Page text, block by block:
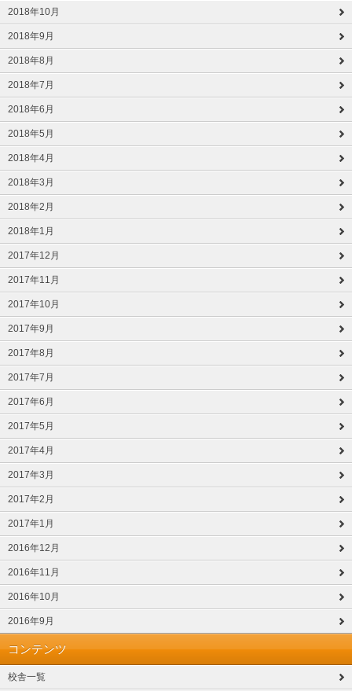
2018年10月
2018年9月
2018年8月
2018年7月
2018年6月
2018年5月
2018年4月
2018年3月
2018年2月
2018年1月
2017年12月
2017年11月
2017年10月
2017年9月
2017年8月
2017年7月
2017年6月
2017年5月
2017年4月
2017年3月
2017年2月
2017年1月
2016年12月
2016年11月
2016年10月
2016年9月
コンテンツ
校舎一覧